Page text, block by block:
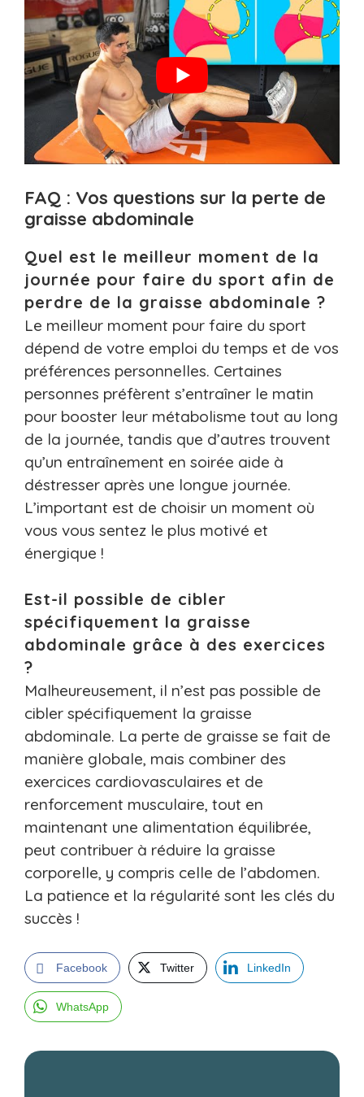
FAQ : Vos questions sur la perte de
graisse abdominale
Quel est le meilleur moment de la
journée pour faire du sport afin de
perdre de la graisse abdominale ?
Le meilleur moment pour faire du sport
dépend de votre emploi du temps et de vos
préférences personnelles. Certaines
personnes préfèrent s’entraîner le matin
pour booster leur métabolisme tout au long
de la journée, tandis que d’autres trouvent
qu’un entraînement en soirée aide à
déstresser après une longue journée.
L’important est de choisir un moment où
vous vous sentez le plus motivé et
énergique !
Est-il possible de cibler
spécifiquement la graisse
abdominale grâce à des exercices
?
Malheureusement, il n’est pas possible de
cibler spécifiquement la graisse
abdominale. La perte de graisse se fait de
manière globale, mais combiner des
exercices cardiovasculaires et de
renforcement musculaire, tout en
maintenant une alimentation équilibrée,
peut contribuer à réduire la graisse
corporelle, y compris celle de l’abdomen.
La patience et la régularité sont les clés du
succès !
Facebook Twitter LinkedIn
WhatsApp